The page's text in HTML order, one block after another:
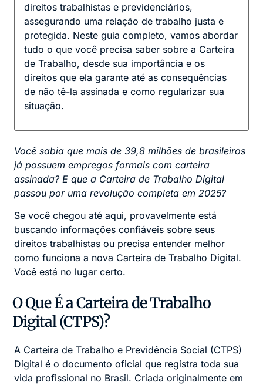
direitos trabalhistas e previdenciários,
assegurando uma relação de trabalho justa e
protegida. Neste guia completo, vamos abordar
tudo o que você precisa saber sobre a Carteira
de Trabalho, desde sua importância e os
direitos que ela garante até as consequências
de não tê-la assinada e como regularizar sua
situação.
Você sabia que mais de 39,8 milhões de brasileiros
já possuem empregos formais com carteira
assinada? E que a Carteira de Trabalho Digital
passou por uma revolução completa em 2025?
Se você chegou até aqui, provavelmente está
buscando informações confiáveis sobre seus
direitos trabalhistas ou precisa entender melhor
como funciona a nova Carteira de Trabalho Digital.
Você está no lugar certo.
O Que É a Carteira de Trabalho
Digital (CTPS)?
A Carteira de Trabalho e Previdência Social (CTPS)
Digital é o documento oficial que registra toda sua
vida profissional no Brasil. Criada originalmente em